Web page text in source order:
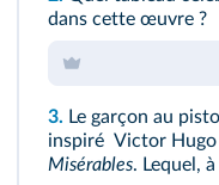
dans cette œuvre ?
3. Le garçon au
inspiré Victor Hugo
Misérables. Lequel,